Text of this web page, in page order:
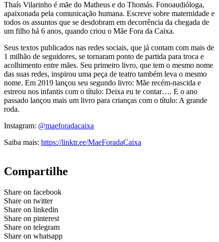
Thaís Vilarinho é mãe do Matheus e do Thomás. Fonoaudióloga,
apaixonada pela comunicação humana. Escreve sobre maternidade e
todos os assuntos que se desdobram em decorrência da chegada de
um filho há 6 anos, quando criou o Mãe Fora da Caixa.
Seus textos publicados nas redes sociais, que já contam com mais de
1 milhão de seguidores, se tornaram ponto de partida para troca e
acolhimento entre mães. Seu primeiro livro, que tem o mesmo nome
das suas redes, inspirou uma peça de teatro também leva o mesmo
nome. Em 2019 lançou seu segundo livro: Mãe recém-nascida e
estreou nos infantis com o título: Deixa eu te contar…. E o ano
passado lançou mais um livro para crianças com o título: A grande
roda.
Instagram: @maeforadacaixa
Saiba mais: https://linktr.ee/MaeForadaCaixa
Compartilhe
Share on facebook
Share on twitter
Share on linkedin
Share on pinterest
Share on telegram
Share on whatsapp